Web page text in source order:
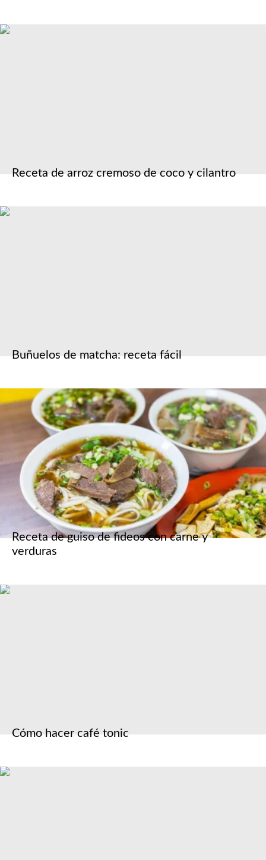
Receta de arroz cremoso de coco y cilantro
Buñuelos de matcha: receta fácil
Receta de guiso de fideos con carne y
verduras
Cómo hacer café tonic